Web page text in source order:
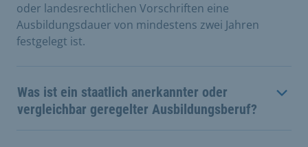
oder landesrechtlichen Vorschriften eine
Ausbildungsdauer von mindestens zwei Jahren
festgelegt ist.
Was ist ein staatlich anerkannter oder
vergleichbar geregelter Ausbildungsberuf?